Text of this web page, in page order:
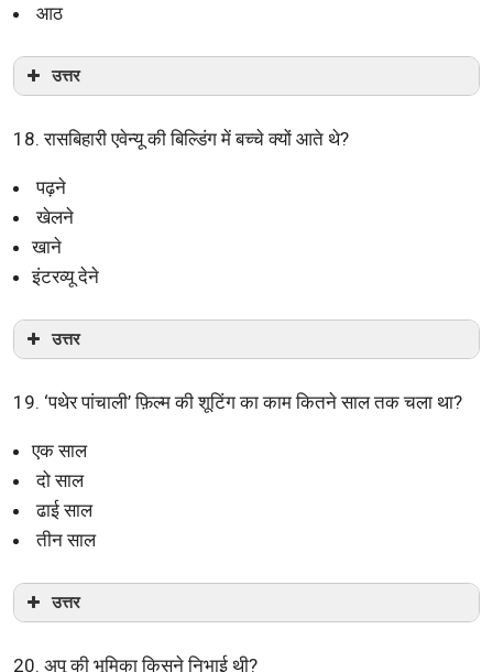
आठ
उत्तर
18. रासबिहारी एवेन्यू की बिल्डिंग में बच्चे क्यों आते थे?
पढ़ने
खेलने
खाने
इंटरव्यू देने
उत्तर
19. ‘पथेर पांचाली’ फ़िल्म की शूटिंग का काम कितने साल तक चला था?
एक साल
दो साल
ढाई साल
तीन साल
उत्तर
20. अपू की भूमिका किसने निभाई थी?